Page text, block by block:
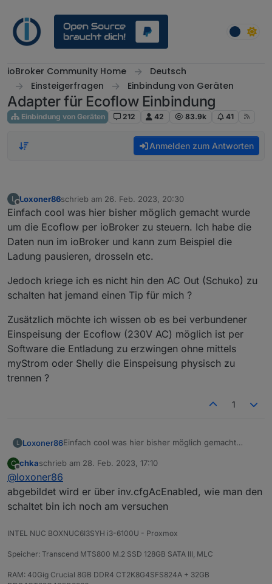
ioBroker Community Home
Deutsch
Einsteigerfragen
Einbindung von Geräten
Adapter für Ecoflow Einbindung
Einbindung von Geräten 212 42 83.9k 41
Anmelden zum Antworten
L
Offline
Loxoner86schrieb am 26. Feb. 2023, 20:30
zuletzt editiert von
Einfach cool was hier bisher möglich gemacht wurde
um die Ecoflow per ioBroker zu steuern. Ich habe die
Daten nun im ioBroker und kann zum Beispiel die
Ladung pausieren, drosseln etc.
Jedoch kriege ich es nicht hin den AC Out (Schuko) zu
schalten hat jemand einen Tip für mich ?
Zusätzlich möchte ich wissen ob es bei verbundener
Einspeisung der Ecoflow (230V AC) möglich ist per
Software die Entladung zu erzwingen ohne mittels
myStrom oder Shelly die Einspeisung physisch zu
trennen ?
1
L Loxoner86Einfach cool was hier bisher möglich gemacht
habe die Daten nun im ioBroker und kann zum
Jedoch kriege ich es nicht hin den AC Out
?
Zusätzlich möchte ich wissen ob es bei
verbundener Einspeisung der Ecoflow (230V AC)
möglich ist per Software die Entladung zu
Einspeisung physisch zu trennen ?
C
Offline
chkaschrieb am 28. Feb. 2023, 17:10
zuletzt editiert von
@loxoner86
abgebildet wird er über inv.cfgAcEnabled, wie man den
schaltet bin ich noch am versuchen
INTEL NUC BOXNUC6I3SYH i3-6100U - Proxmox
Speicher: Transcend MTS800 M.2 SSD 128GB SATA III, MLC
RAM: 40Gig Crucial 8GB DDR4 CT2K8G4SFS824A + 32GB